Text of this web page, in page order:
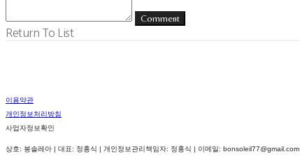
Comment
Return To List
이용약관
개인정보처리방침
사업자정보확인
상호: 봉솔레아 | 대표: 정홍식 | 개인정보관리책임자: 정홍식 | 이메일: bonsoleil77@gmail.com